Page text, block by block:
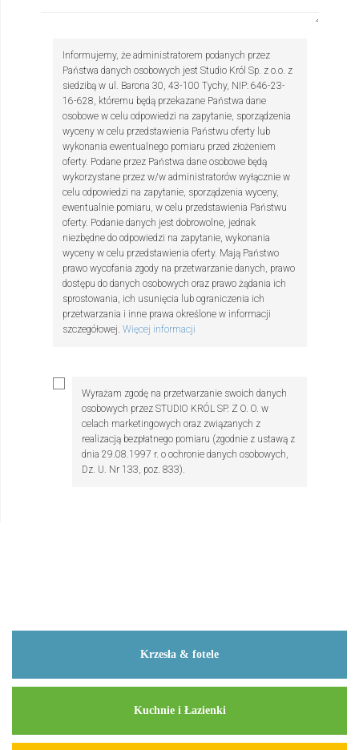
Informujemy, że administratorem podanych przez
Państwa danych osobowych jest Studio Król Sp. z o.o. z
siedzibą w ul. Barona 30, 43-100 Tychy, NIP: 646-23-
16-628, któremu będą przekazane Państwa dane
osobowe w celu odpowiedzi na zapytanie, sporządzenia
wyceny w celu przedstawienia Państwu oferty lub
wykonania ewentualnego pomiaru przed złożeniem
oferty. Podane przez Państwa dane osobowe będą
wykorzystane przez w/w administratorów wyłącznie w
celu odpowiedzi na zapytanie, sporządzenia wyceny,
ewentualnie pomiaru, w celu przedstawienia Państwu
oferty. Podanie danych jest dobrowolne, jednak
niezbędne do odpowiedzi na zapytanie, wykonania
wyceny w celu przedstawienia oferty. Mają Państwo
prawo wycofania zgody na przetwarzanie danych, prawo
dostępu do danych osobowych oraz prawo żądania ich
sprostowania, ich usunięcia lub ograniczenia ich
przetwarzania i inne prawa określone w informacji
szczegółowej. Więcej informacji
Wyrażam zgodę na przetwarzanie swoich danych
osobowych przez STUDIO KRÓL SP. Z O. O. w
celach marketingowych oraz związanych z
realizacją bezpłatnego pomiaru (zgodnie z ustawą z
dnia 29.08.1997 r. o ochronie danych osobowych,
Dz. U. Nr 133, poz. 833).
Krzesła & fotele
Kuchnie i Łazienki